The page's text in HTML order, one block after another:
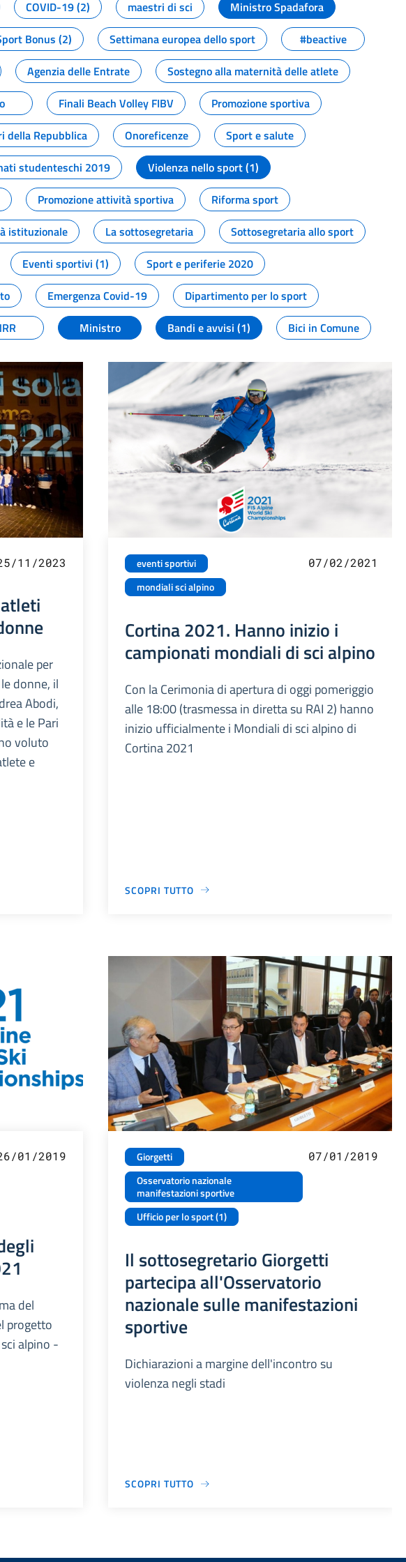
COVID-19 (2) maestri di sci
Ministro Spadafora
Bonus (2) Settimana europea dello sport
#beactive
Agenzia delle Entrate
Sostegno alla maternità delle atlete
Finali Beach Volley FIBV
Promozione sportiva
della Repubblica Onoreficenze
Sport e salute
studenteschi 2019
Violenza nello sport (1)
Promozione attività sportiva
Riforma sport
istituzionale La sottosegretaria
Sottosegretaria allo sport
Eventi sportivi (1)
Sport e periferie 2020
Emergenza Covid-19
Dipartimento per lo sport
Ministro Bandi e avvisi (1) Bici in Comune
11/2023
per
donne, il
Abodi,
e le Pari
voluto
e
eventi sportivi
mondiali sci alpino
07/02/2021
Cortina 2021. Hanno inizio i
campionati mondiali di sci alpino
Con la Cerimonia di apertura di oggi pomeriggio
alle 18:00 (trasmessa in diretta su RAI 2) hanno
inizio ufficialmente i Mondiali di sci alpino di
Cortina 2021
SCOPRI TUTTO
01/2019
del
progetto
alpino -
Giorgetti
Osservatorio nazionale
manifestazioni sportive
Ufficio per lo sport (1)
07/01/2019
Il sottosegretario Giorgetti
partecipa all'Osservatorio
nazionale sulle manifestazioni
sportive
Dichiarazioni a margine dell'incontro su
violenza negli stadi
SCOPRI TUTTO